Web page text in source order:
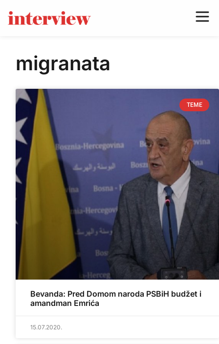
migranata
TEME
Bevanda: Pred Domom naroda PSBiH budžet i
amandman Emrića
15.07.2020.